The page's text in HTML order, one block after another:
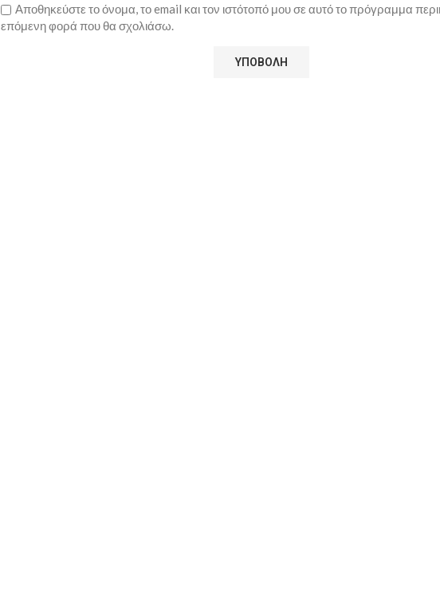
Αποθηκεύστε το όνομα, το email και τον ιστότοπό μου σε αυτό το πρόγραμμα
επόμενη φορά που θα σχολιάσω.